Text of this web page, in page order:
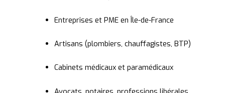
Entreprises et PME en Île-de-France
Artisans (plombiers, chauffagistes, BTP)
Cabinets médicaux et paramédicaux